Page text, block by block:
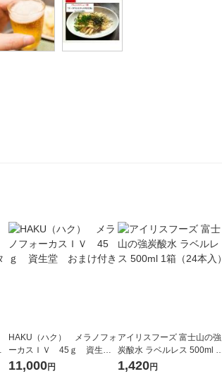
HAKU（ハク） メラノフォ
ーカスＩＶ 45ｇ 資生
堂 おまけ付き
11,000円
アイリスフーズ 富士山の強
炭酸水 ラベルレス 500ml 1
箱（24本入）
1,420円